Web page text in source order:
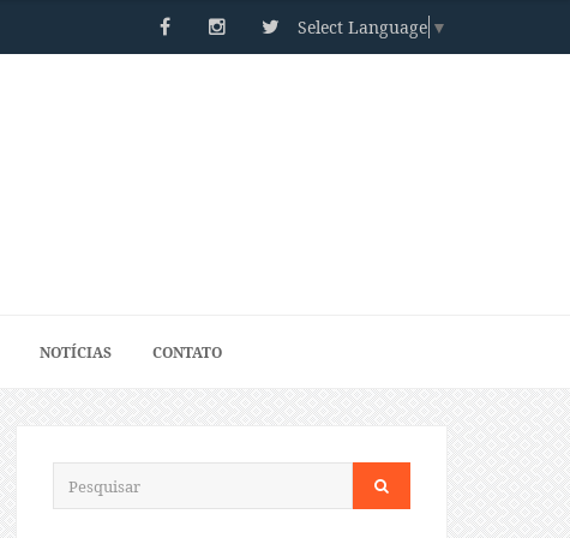
Select Language ▼
NOTÍCIAS CONTATO